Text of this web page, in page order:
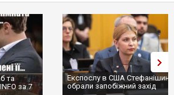
та
за 7
Експослу в США
обрали запобіжний захід